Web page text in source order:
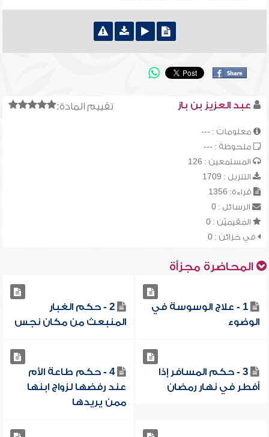
تقييم المادة: عبد العزيز بن باز
معلومات : ---
ملحوظة : ---
المستمعين : 126
التنزيل : 1709
قراءة: 1356
الرسائل : 0
المقيميّن : 0
في خزائن : 0
المحاضرة مجزأة
1 - علاج الوسوسة في
الوضوء
2 - حكم الغبار
المنبعث من مكان نجس
3 - حكم المسافر إذا
أفطر في نهار رمضان
4 - حكم طاعة الأم
عند رفضها لزواج ابنها
ممن يريدها